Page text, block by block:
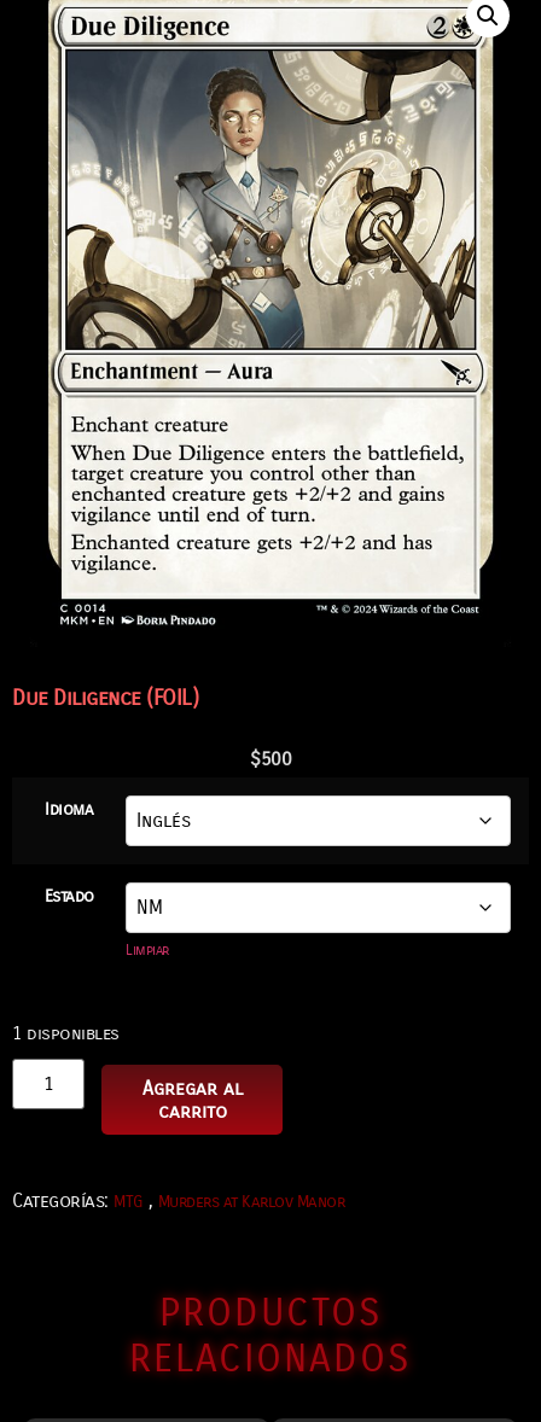
Due Diligence (FOIL)
$500
Idioma
Estado
Limpiar
1 disponibles
Agregar al
carrito
Categorías: MTG , Murders at Karlov Manor
PRODUCTOS
RELACIONADOS